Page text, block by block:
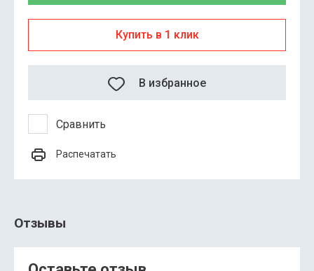
Купить в 1 клик
Сравнить
В избранное
Распечатать
Отзывы